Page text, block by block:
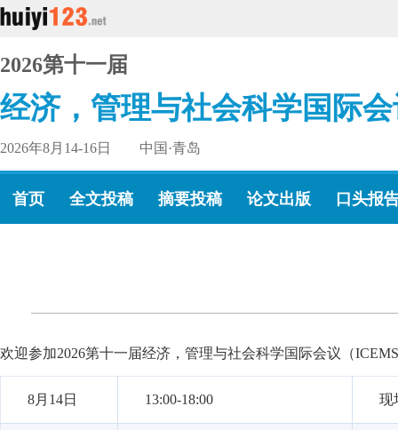
2026第十一届
经济，管理与社会科学国际
2026年8月14-16日 中国·青岛
首页 全文投稿 摘要投稿 论文出版 口头报
欢迎参加2026第十一届经济，管理与社会科学国际会议（
8月14日 13:00-18:00 现